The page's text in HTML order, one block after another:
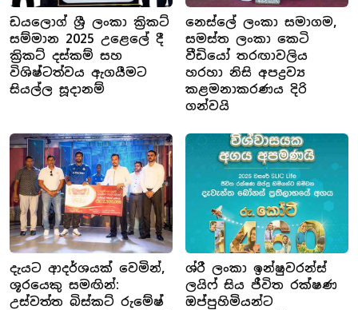
ඩයලොග් ශ්‍රී ලංකා ක්‍රිකට්
සම්මාන 2025 උළෙලේ දී
ක්‍රිකට් දස්කම් සහ
විශිෂ්ටත්වය ඇගයීමට
සියල්ල සූදානම්
නෙස්ලේ ලංකා සමාගම,
සමස්ත ලංකා කෙටි
වීඩියෝ තරඟාවලිය
හරහා නිසි අපද්‍රව්‍ය
කළමනාකරණය දිරි
ගන්වයි
දැයට ආදර්ශයක් වෙමින්,
ශූරයෙකු සමඟින්:
උස්වත්ත බිස්කට් රුමේෂ්
ශ්රී ලංකා ඉන්ෂුවරන්ස්
ලයිෆ් සිය ජීවිත රක්ෂණ
ඔප්පුහිමියන්ට